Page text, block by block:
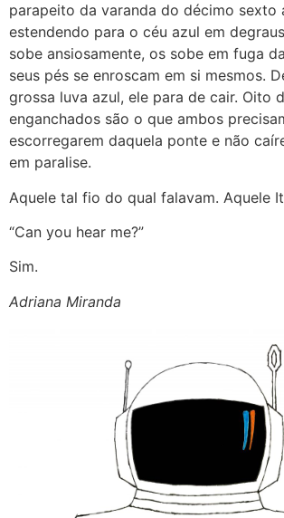
parapeito da varanda do décimo sexto
estendendo para o céu azul em
sobe ansiosamente, os sobe em fuga
seus pés se enroscam em si mesmos.
grossa luva azul, ele para de cair. Oito
enganchados são o que ambos
escorregarem daquela ponte e não
em paralise.
Aquele tal fio do qual falavam. Aquele
“Can you hear me?”
Sim.
Adriana Miranda